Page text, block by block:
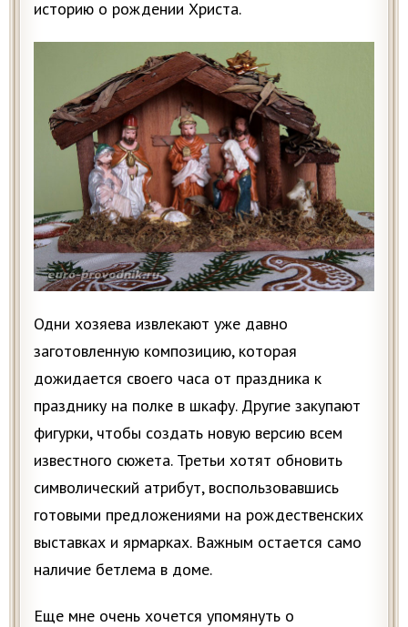
историю о рождении Христа.
Одни хозяева извлекают уже давно
заготовленную композицию, которая
дожидается своего часа от праздника к
празднику на полке в шкафу. Другие закупают
фигурки, чтобы создать новую версию всем
известного сюжета. Третьи хотят обновить
символический атрибут, воспользовавшись
готовыми предложениями на рождественских
выставках и ярмарках. Важным остается само
наличие бетлема в доме.
Еще мне очень хочется упомянуть о